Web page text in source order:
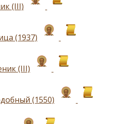
(III)
(1937)
(III)
(1550)